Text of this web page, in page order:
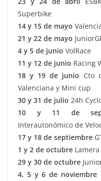
Superbike
14 y 15 de mayo
21 y 22 de mayo
4 y 5 de junio VolRace
11 y 12 de junio Racing
18 y 19 de junio Cto
Valenciana y Mini cup
30 y 31 de julio 24h
10 y 11 de
Interautonómico de
17 y 18 de septiembre
1 y 2 de octubre
29 y 30 de octubre
4, 5 y 6 de noviembre